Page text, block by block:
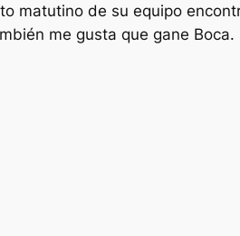
matutino de su equipo
me gusta que gane Boca.